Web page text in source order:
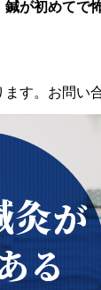
が初めてで